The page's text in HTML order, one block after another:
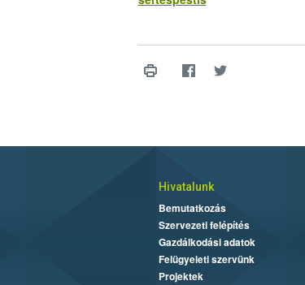
Hivatalunk
Bemutatkozás
Szervezeti felépítés
Gazdálkodási adatok
Felügyeleti szervünk
Projektek